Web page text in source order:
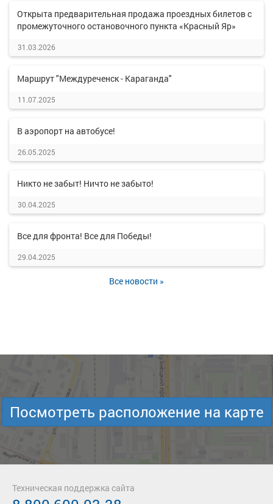
Открыта предварительная продажа проездных билетов с
промежуточного остановочного пункта «Красный Яр»
31.03.2026
Маршрут "Междуреченск - Караганда"
11.07.2025
В аэропорт на автобусе!
26.05.2025
Никто не забыт! Ничто не забыто!
30.04.2025
Все для фронта! Все для Победы!
29.04.2025
Все новости »
Посмотреть расположение на карте
Техническая поддержка сайта